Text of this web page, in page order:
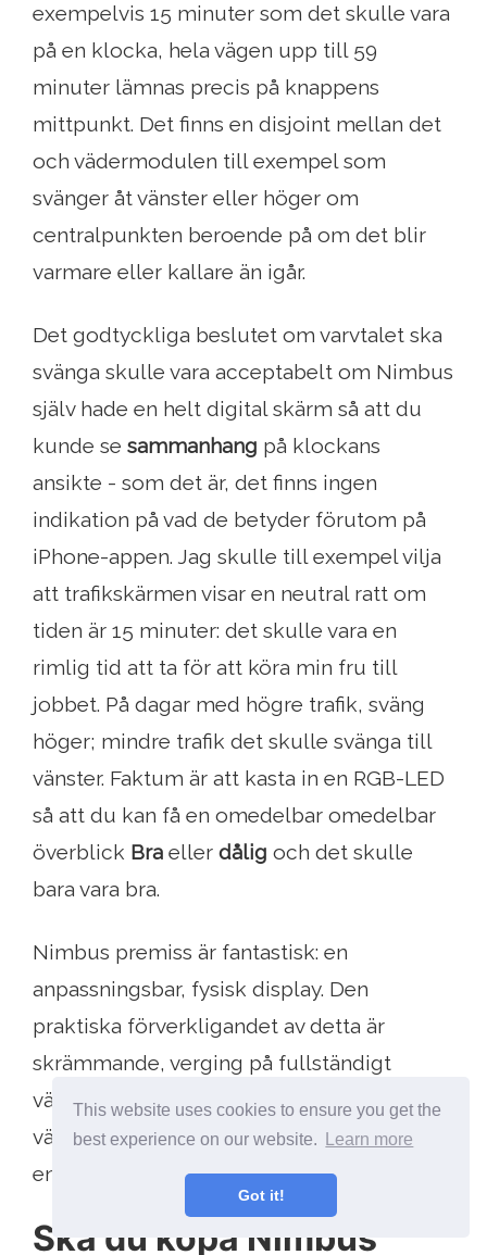
This website uses cookies to ensure you get the
best experience on our website.
Learn more
Got it!
exempelvis 15 minuter som det skulle vara
på en klocka, hela vägen upp till 59
minuter lämnas precis på knappens
mittpunkt. Det finns en disjoint mellan det
och vädermodulen till exempel som
svänger åt vänster eller höger om
centralpunkten beroende på om det blir
varmare eller kallare än igår.
Det godtyckliga beslutet om varvtalet ska
svänga skulle vara acceptabelt om Nimbus
själv hade en helt digital skärm så att du
kunde se sammanhang på klockans
ansikte - som det är, det finns ingen
indikation på vad de betyder förutom på
iPhone-appen. Jag skulle till exempel vilja
att trafikskärmen visar en neutral ratt om
tiden är 15 minuter: det skulle vara en
rimlig tid att ta för att köra min fru till
jobbet. På dagar med högre trafik, sväng
höger; mindre trafik det skulle svänga till
vänster. Faktum är att kasta in en RGB-LED
så att du kan få en omedelbar omedelbar
överblick Bra eller dålig och det skulle
bara vara bra.
Nimbus premiss är fantastisk: en
anpassningsbar, fysisk display. Den
praktiska förverkligandet av detta är
skrämmande, verging på fullständigt
värdelös - det är en förhärligad
väckarklocka, och inte ens en mycket bra
en.
Ska du köpa Nimbus